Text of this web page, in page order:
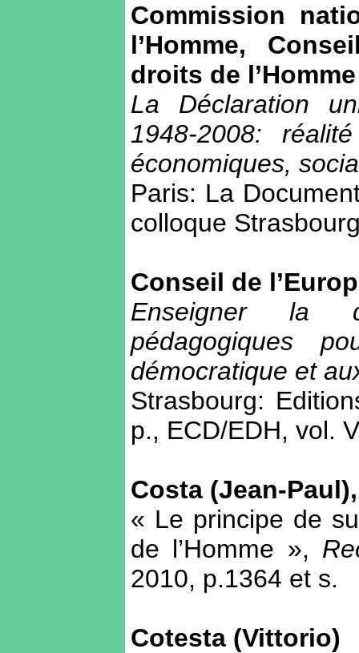
Commission
l’Homme,
droits de l’Homme
La Déclaration
1948-2008:
économiques,
Paris: La
colloque
Conseil de
Enseigner la
pédagogiques
démocratique et
Strasbourg:
p., ECD/EDH, vol.
Costa (Jean-
« Le principe de
de l’Homme »,
2010, p.1364 et s.
Cotesta (Vittorio)